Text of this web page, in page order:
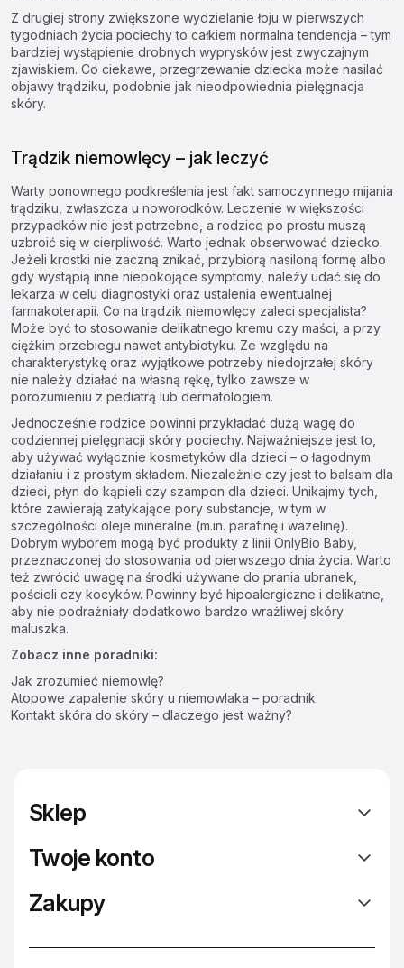
Z drugiej strony zwiększone wydzielanie łoju w pierwszych
tygodniach życia pociechy to całkiem normalna tendencja – tym
bardziej wystąpienie drobnych wyprysków jest zwyczajnym
zjawiskiem. Co ciekawe, przegrzewanie dziecka może nasilać
objawy trądziku, podobnie jak nieodpowiednia pielęgnacja
skóry.
Trądzik niemowlęcy – jak leczyć
Warty ponownego podkreślenia jest fakt samoczynnego mijania
trądziku, zwłaszcza u noworodków. Leczenie w większości
przypadków nie jest potrzebne, a rodzice po prostu muszą
uzbroić się w cierpliwość. Warto jednak obserwować dziecko.
Jeżeli krostki nie zaczną znikać, przybiorą nasiloną formę albo
gdy wystąpią inne niepokojące symptomy, należy udać się do
lekarza w celu diagnostyki oraz ustalenia ewentualnej
farmakoterapii. Co na trądzik niemowlęcy zaleci specjalista?
Może być to stosowanie delikatnego kremu czy maści, a przy
ciężkim przebiegu nawet antybiotyku. Ze względu na
charakterystykę oraz wyjątkowe potrzeby niedojrzałej skóry
nie należy działać na własną rękę, tylko zawsze w
porozumieniu z pediatrą lub dermatologiem.
Jednocześnie rodzice powinni przykładać dużą wagę do
codziennej pielęgnacji skóry pociechy. Najważniejsze jest to,
aby używać wyłącznie kosmetyków dla dzieci – o łagodnym
działaniu i z prostym składem. Niezależnie czy jest to balsam dla
dzieci , płyn do kąpieli czy szampon dla dzieci. Unikajmy tych,
które zawierają zatykające pory substancje, w tym w
szczególności oleje mineralne (m.in. parafinę i wazelinę).
Dobrym wyborem mogą być produkty z linii OnlyBio Baby,
przeznaczonej do stosowania od pierwszego dnia życia. Warto
też zwrócić uwagę na środki używane do prania ubranek,
pościeli czy kocyków. Powinny być hipoalergiczne i delikatne,
aby nie podrażniały dodatkowo bardzo wrażliwej skóry
maluszka.
Zobacz inne poradniki:
Jak zrozumieć niemowlę?
Atopowe zapalenie skóry u niemowlaka – poradnik
Kontakt skóra do skóry – dlaczego jest ważny?
Sklep
Twoje konto
Zakupy